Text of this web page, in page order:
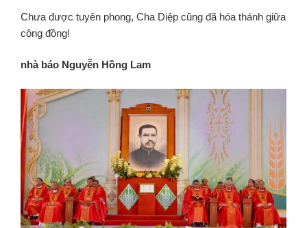
Chưa được tuyên phong, Cha Diệp cũng đã hóa thánh giữa
cộng đồng!
nhà báo Nguyễn Hồng Lam